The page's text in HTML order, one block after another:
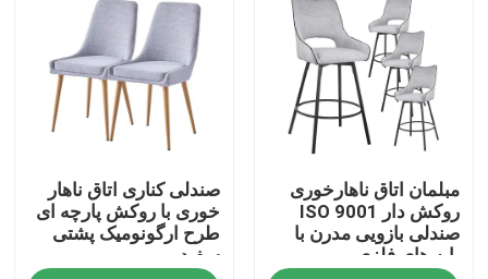
محصولات
مبلمان اتاق ناهارخوری
روکش دار ISO 9001
صندلی بازویی مدرن با
پایه های فلزی
صندلی کناری اتاق ناهار
خوری با روکش پارچه ای
طرح ارگونومیک پشتی
سفید